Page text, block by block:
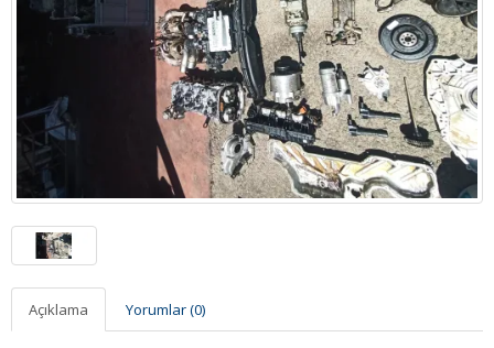
Açıklama Yorumlar (0)